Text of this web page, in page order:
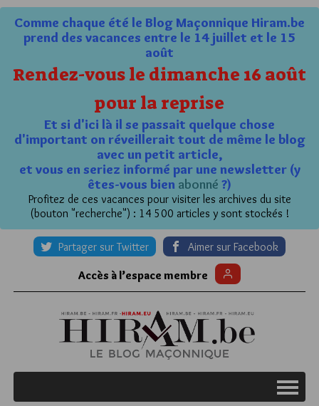
Comme chaque été le Blog Maçonnique Hiram.be
prend des vacances entre le 14 juillet et le 15
août
Rendez-vous le dimanche 16 août
pour la reprise
Et si d'ici là il se passait quelque chose
d'important on réveillerait tout de même le blog
avec un petit article,
et vous en seriez informé par une newsletter (y
êtes-vous bien abonné ?)
Profitez de ces vacances pour visiter les archives du site
(bouton "recherche") : 14 500 articles y sont stockés !
Partager sur Twitter Aimer sur Facebook
Accès à l’espace membre